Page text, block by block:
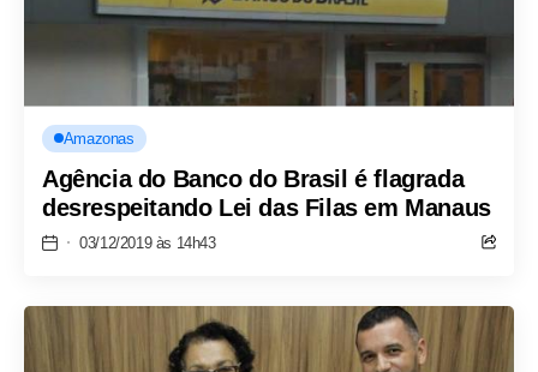
Amazonas
Agência do Banco do Brasil é flagrada
desrespeitando Lei das Filas em Manaus
03/12/2019 às 14h43